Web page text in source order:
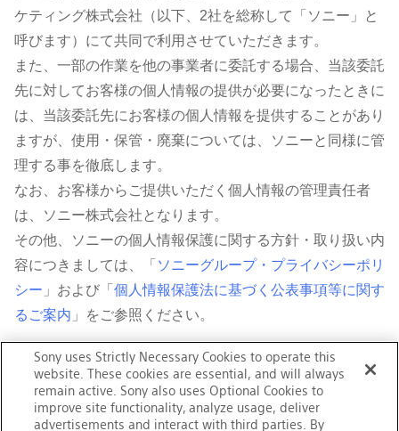
ケティング株式会社（以下、2社を総称して「ソニー」と
呼びます）にて共同で利用させていただきます。
また、一部の作業を他の事業者に委託する場合、当該委託
先に対してお客様の個人情報の提供が必要になったときに
は、当該委託先にお客様の個人情報を提供することがあり
ますが、使用・保管・廃棄については、ソニーと同様に管
理する事を徹底します。
なお、お客様からご提供いただく個人情報の管理責任者
は、ソニー株式会社となります。
その他、ソニーの個人情報保護に関する方針・取り扱い内
容につきましては、「 ソニーグループ・プライバシーポリ
シー 」および「 個人情報保護法に基づく公表事項等に関す
るご案内 」をご参照ください。
このたびご提供いただくお客様の個人情報について、照会、修
正、消去、または利用停止を希望される場合は、上記窓口にご
連絡ください（消去および利用停止をされた場合は、利用目的
に基づく対応〔本件のお問い合わせ・上記に記載したお客様へ
の対応、およびアフターサービス〕ができない場合がございま
Sony uses Strictly Necessary Cookies to operate this
website. These cookies are essential, and will always
remain active. Sony also uses Optional Cookies to
improve site functionality, analyze usage, deliver
advertisements and interact with third parties. By